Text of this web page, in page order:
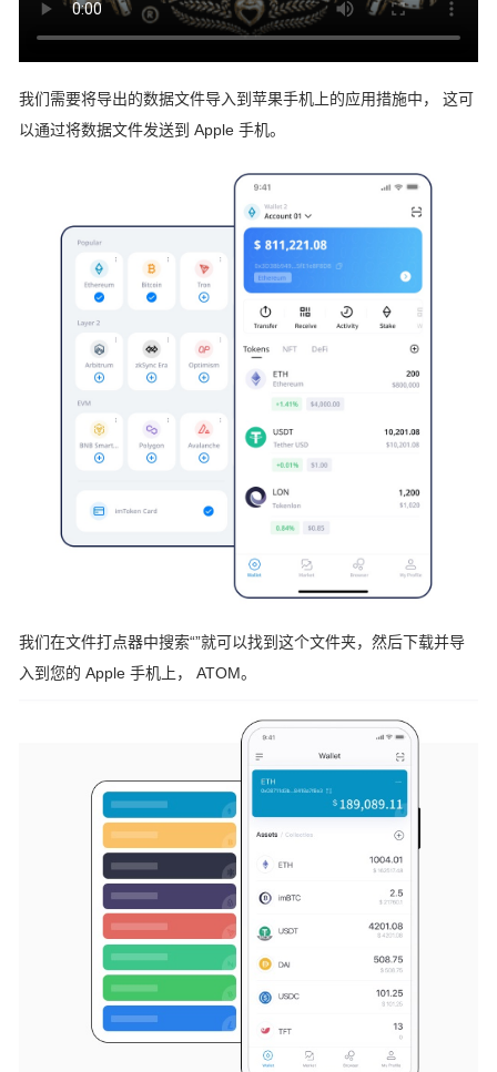
我们需要将导出的数据文件导入到苹果手机上的应用措施中， 这可
以通过将数据文件发送到 Apple 手机。
我们在文件打点器中搜索“”就可以找到这个文件夹，然后下载并导
入到您的 Apple 手机上， ATOM。